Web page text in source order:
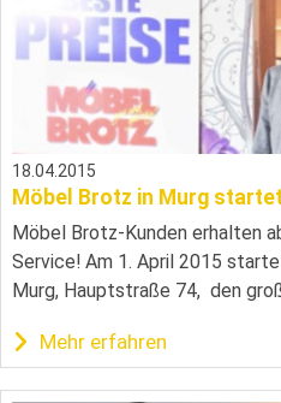
18.04.2015
Möbel Brotz in Murg startet
Möbel Brotz-Kunden erhalten
Service! Am 1. April 2015
Murg, Hauptstraße 74, den
Mehr erfahren